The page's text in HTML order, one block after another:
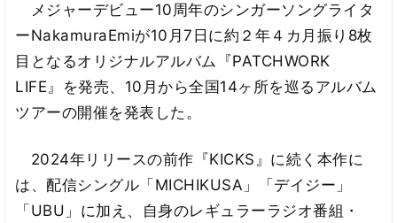
メジャーデビュー10周年のシンガーソングライタ
ーNakamuraEmiが10月7日に約２年４カ月振り8枚
目となるオリジナルアルバム『PATCHWORK
LIFE』を発売、10月から全国14ヶ所を巡るアルバム
ツアーの開催を発表した。
2024年リリースの前作『KICKS』に続く本作に
は、配信シングル「MICHIKUSA」「デイジー」
「UBU」に加え、自身のレギュラーラジオ番組・